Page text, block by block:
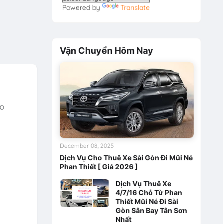
Powered by Translate
Vận Chuyển Hôm Nay
Dịch Vụ Cho Thuê Xe Sài Gòn Đi Mũi Né
Phan Thiết [ Giá 2026 ]
December 08, 2025
Dịch Vụ Thuê Xe
4/7/16 Chỗ Từ Phan
Thiết Mũi Né Đi Sài
Gòn Sân Bay Tân Sơn
Nhất